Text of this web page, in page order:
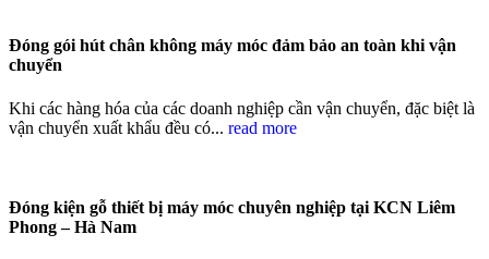
Đóng gói hút chân không máy móc đảm bảo an toàn khi vận
chuyển
Khi các hàng hóa của các doanh nghiệp cần vận chuyển, đặc biệt là
vận chuyển xuất khẩu đều có... read more
Đóng kiện gỗ thiết bị máy móc chuyên nghiệp tại KCN Liêm
Phong – Hà Nam